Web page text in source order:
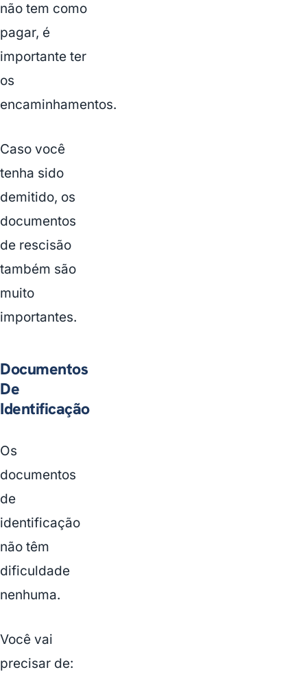
não tem como
pagar, é
importante ter
os
encaminhamentos.
Caso você
tenha sido
demitido, os
documentos
de rescisão
também são
muito
importantes.
Documentos
De
Identificação
Os
documentos
de
identificação
não têm
dificuldade
nenhuma.
Você vai
precisar de: